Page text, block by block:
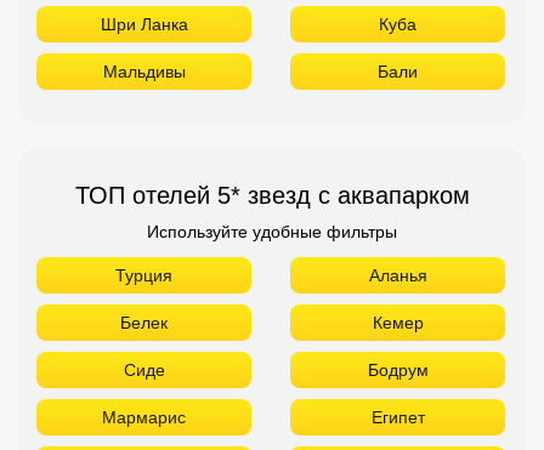
Шри Ланка Куба
Мальдивы Бали
ТОП отелей 5* звезд с аквапарком
Используйте удобные фильтры
Турция Аланья
Белек Кемер
Сиде Бодрум
Мармарис Египет